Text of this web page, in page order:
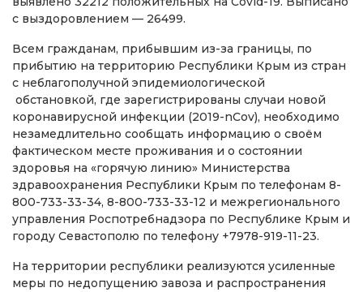
с выздоровлением — 26499.
Всем гражданам, прибывшим из-за границы, по
прибытию на территорию Республики Крым из стран
с неблагополучной эпидемиологической
обстановкой, где зарегистрированы случаи новой
коронавирусной инфекции (2019-nCov), необходимо
незамедлительно сообщать информацию о своём
фактическом месте проживания и о состоянии
здоровья на «горячую линию» Министерства
здравоохранения Республики Крым по телефонам 8-
800-733-33-34, 8-800-733-33-12 и межрегионального
управления Роспотребнадзора по Республике Крым и
городу Севастополю по телефону +7978-919-11-23.
На территории республики реализуются усиленные
меры по недопущению завоза и распространения